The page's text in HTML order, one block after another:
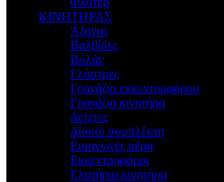
ΚΙΝΗΤΗΡΑΣ
Άξονας
Βαλβίδες
Βολάν
Γλύστρες
Γρανάζια εκκεντροφόρου
Γρανάζια κινητήρα
Δείχτες
Δίσκοι συμπλέκτη
Εισαγωγές αέρα
Εκκεντροφόροι
Ελατήρια κινητήρα